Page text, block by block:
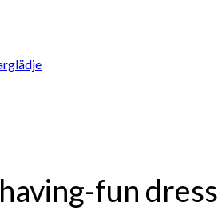
fun dress